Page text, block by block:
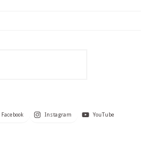
Facebook Instagram YouTube